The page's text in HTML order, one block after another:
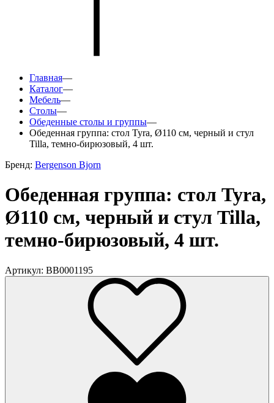
Главная—
Каталог—
Мебель—
Столы—
Обеденные столы и группы—
Обеденная группа: стол Tyra, Ø110 см, черный и стул
Tilla, темно-бирюзовый, 4 шт.
Бренд: Bergenson Bjorn
Обеденная группа: стол Tyra,
Ø110 см, черный и стул Tilla,
темно-бирюзовый, 4 шт.
Артикул: BB0001195